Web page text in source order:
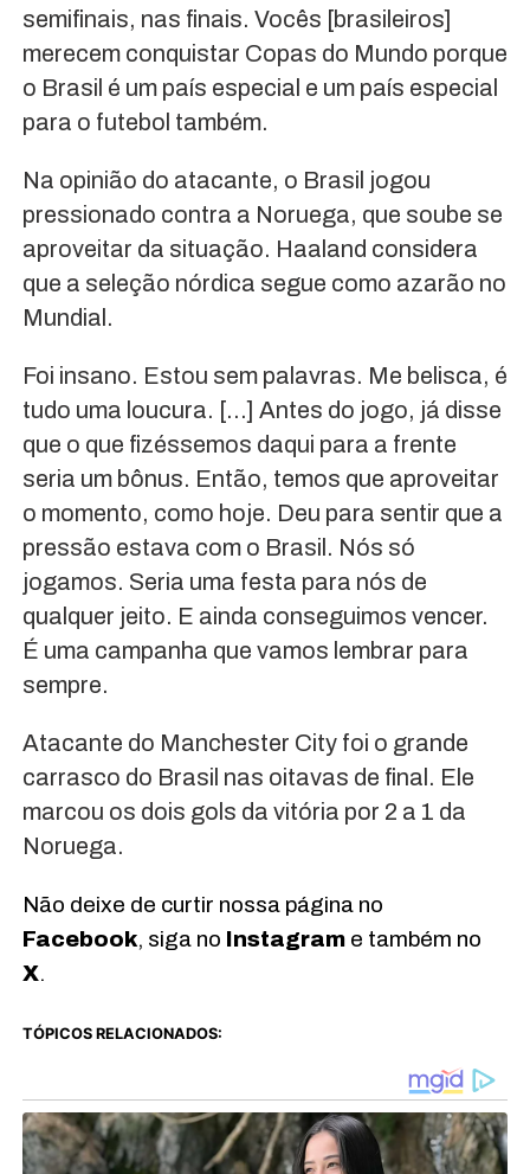
semifinais, nas finais. Vocês [brasileiros]
merecem conquistar Copas do Mundo porque
o Brasil é um país especial e um país especial
para o futebol também.
Na opinião do atacante, o Brasil jogou
pressionado contra a Noruega, que soube se
aproveitar da situação. Haaland considera
que a seleção nórdica segue como azarão no
Mundial.
Foi insano. Estou sem palavras. Me belisca, é
tudo uma loucura. […] Antes do jogo, já disse
que o que fizéssemos daqui para a frente
seria um bônus. Então, temos que aproveitar
o momento, como hoje. Deu para sentir que a
pressão estava com o Brasil. Nós só
jogamos. Seria uma festa para nós de
qualquer jeito. E ainda conseguimos vencer.
É uma campanha que vamos lembrar para
sempre.
Atacante do Manchester City foi o grande
carrasco do Brasil nas oitavas de final. Ele
marcou os dois gols da vitória por 2 a 1 da
Noruega.
Não deixe de curtir nossa página no
Facebook, siga no Instagrame também no
X.
TÓPICOS RELACIONADOS: